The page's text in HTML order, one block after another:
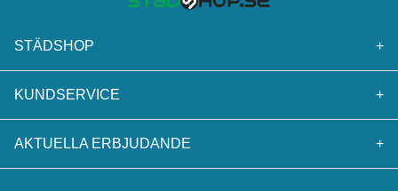
STÄDSHOP +
KUNDSERVICE +
AKTUELLA ERBJUDANDE +